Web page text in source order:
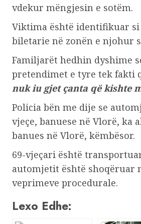
vdekur mëngjesin e sotëm.
Viktima është identifikuar
biletarie në zonën e njohur
Familjarët hedhin dyshime
pretendimet e tyre tek fakti
nuk iu gjet çanta që kishte
Policia bën me dije se
vjeçe, banuese në Vlorë, ka
banues në Vlorë, këmbësor.
69-vjeçari është
automjetit është shoqëruar
veprimeve procedurale.
Lexo Edhe: